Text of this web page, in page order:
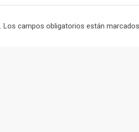
Los campos obligatorios están